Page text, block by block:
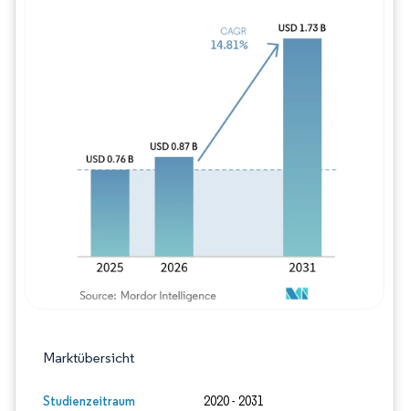
Marktübersicht
Studienzeitraum 2020 - 2031
Bild © Mordor Intelligence.